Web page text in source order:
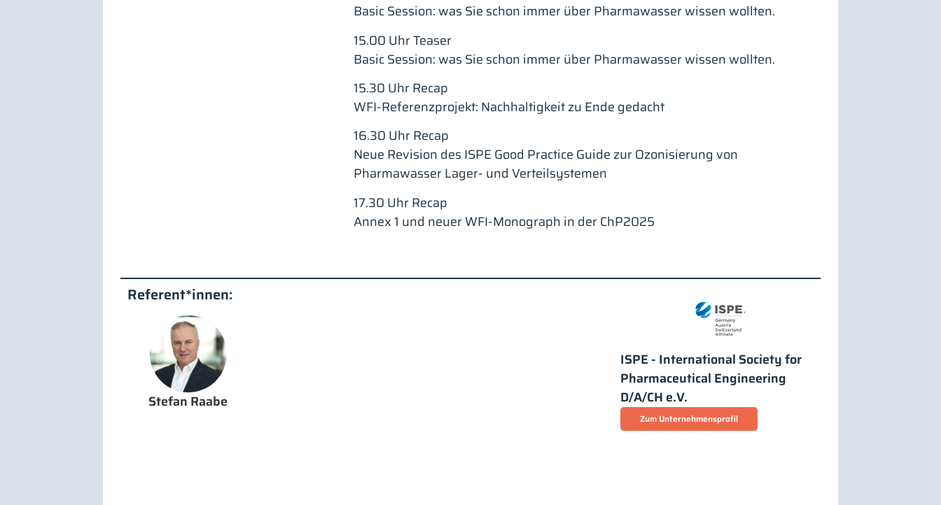
Basic Session: was Sie schon immer über Pharmawasser wissen wollten.
15.00 Uhr Teaser
Basic Session: was Sie schon immer über Pharmawasser wissen wollten.
15.30 Uhr Recap
WFI-Referenzprojekt: Nachhaltigkeit zu Ende gedacht
16.30 Uhr Recap
Neue Revision des ISPE Good Practice Guide zur Ozonisierung von
Pharmawasser Lager- und Verteilsystemen
17.30 Uhr Recap
Annex 1 und neuer WFI-Monograph in der ChP2025
Referent*innen:
Stefan Raabe
ISPE - International Society for
Pharmaceutical Engineering
D/A/CH e.V.
Zum Unternehmensprofil